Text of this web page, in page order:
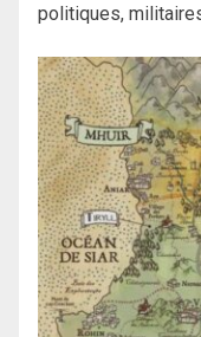
politiques,